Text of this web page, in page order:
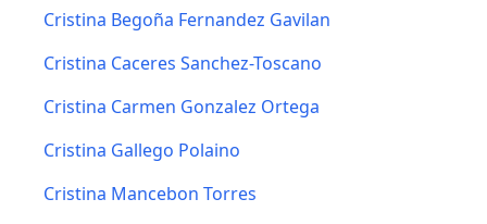
Cristina Begoña Fernandez Gavilan
Cristina Caceres Sanchez-Toscano
Cristina Carmen Gonzalez Ortega
Cristina Gallego Polaino
Cristina Mancebon Torres